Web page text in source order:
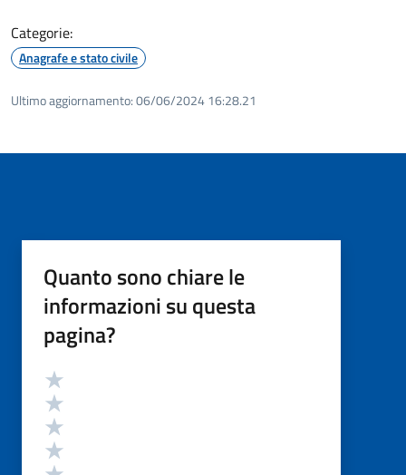
Categorie:
Anagrafe e stato civile
Ultimo aggiornamento:06/06/2024 16:28.21
Quanto sono chiare le
informazioni su questa
pagina?
Valutazione